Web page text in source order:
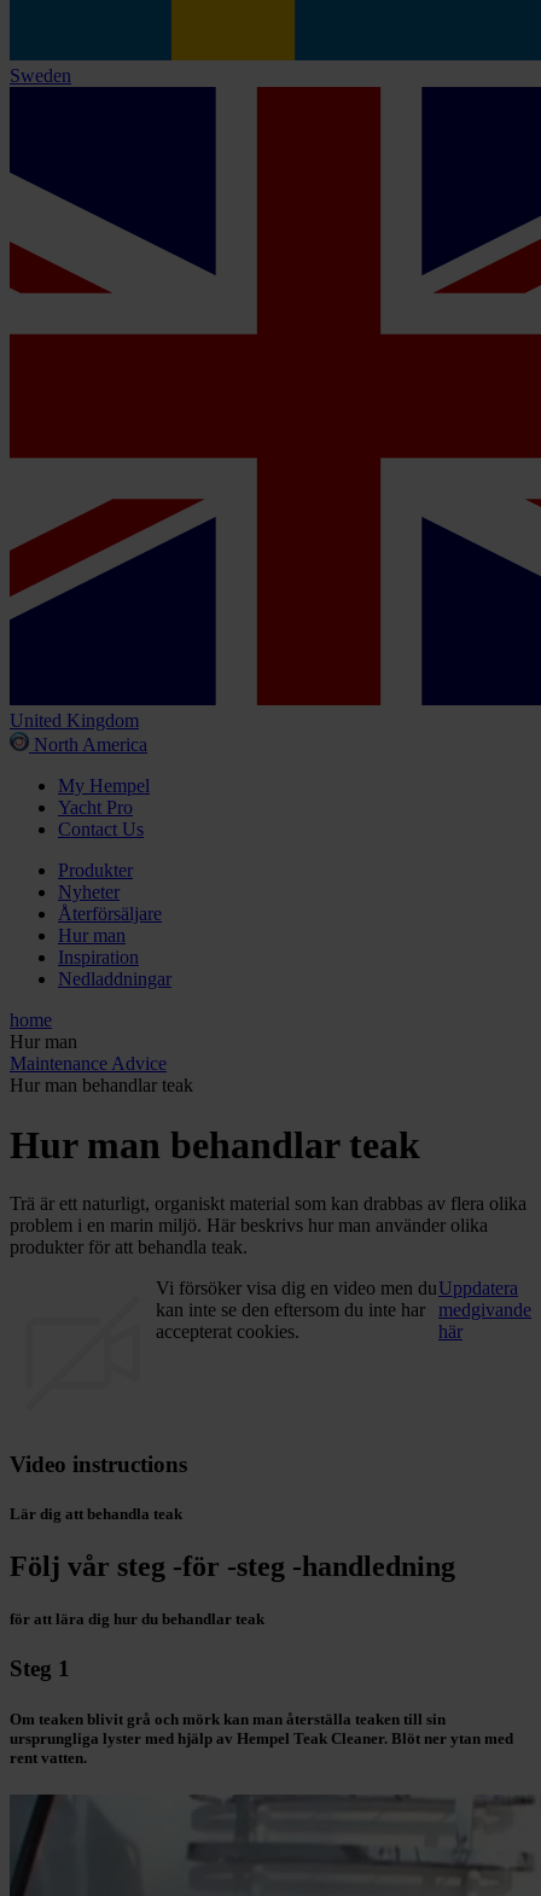
Sweden
United Kingdom
North America
My Hempel
Yacht Pro
Contact Us
Produkter
Nyheter
Återförsäljare
Hur man
Inspiration
Nedladdningar
home
Hur man
Maintenance Advice
Hur man behandlar teak
Hur man behandlar teak
Trä är ett naturligt, organiskt material som kan drabbas av flera olika
problem i en marin miljö. Här beskrivs hur man använder olika
produkter för att behandla teak.
Vi försöker visa dig en video men du
kan inte se den eftersom du inte har
accepterat cookies.
Uppdatera
medgivande
här
Video instructions
Lär dig att behandla teak
Följ vår steg -för -steg -handledning
för att lära dig hur du behandlar teak
Steg 1
Om teaken blivit grå och mörk kan man återställa teaken till sin
ursprungliga lyster med hjälp av Hempel Teak Cleaner. Blöt ner ytan med
rent vatten.